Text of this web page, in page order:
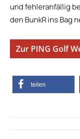
und fehleranfällig
den BunkR ins Bag
Zur PING Golf
teilen